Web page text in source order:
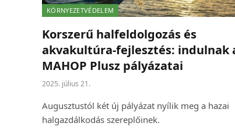
KÖRNYEZETVÉDELEM
Korszerű halfeldolgozás és
akvakultúra-fejlesztés: indulnak
MAHOP Plusz pályázatai
2025. július 21.
Augusztustól két új pályázat nyílik meg a hazai
halgazdálkodás szereplőinek.